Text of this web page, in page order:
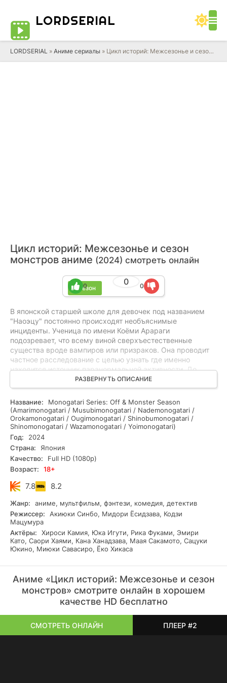
LORDSERIAL
LORDSERIAL » Аниме сериалы » Цикл историй: Межсезонье и сезон монстров
Цикл историй: Межсезонье и сезон
монстров аниме (2024) смотреть онлайн
1 сезон
0
0 0
В японской старшей школе для девочек под названием
"Наоэцу" постоянно происходят необъяснимые
инциденты. Ученица по имени Коёми Арараги
подозревает, что всему виной сверхъестественные
существа вроде вампиров или призраков. Она проводит
частное расследование с целью узнать где именно
находится источник паранормальной активности. До
определенной поры раздобыть весомые улики главной
героине не удается. Однако, недавно начали пропадать
сверстницы, причем с пугающей частотой. Учитывая
вышесказанное, к делу подключается полиция. Они
находят трупы, которые злоумышленник мумифицировал.
Разумеется Коёми не желает оставаться в стороне.
Наконец-то предоставилась возможность доказать
окружающим, что всевозможные монстры вовсе не
выдумка. Девушка изучает историю и доступную
литературу на данную тему. Уже шесть столетий чудища
находятся рядом с обычными людьми, соблюдая
маскировку. В том числе среди старшеклассниц полно
раскрыть кучу чужих секретов, в каждом конкретном
случае принимая ответственные решения о судьбе
нарушителя.
РАЗВЕРНУТЬ ОПИСАНИЕ
Название:
Monogatari Series: Off & Monster Season
(Amarimonogatari / Musubimonogatari / Nademonogatari /
Orokamonogatari / Ougimonogatari / Shinobumonogatari /
Shinomonogatari / Wazamonogatari / Yoimonogatari)
Год:
2024
Страна:
Япония
Качество:
Full HD (1080p)
Возраст:
18+
7.8 8.2
Жанр:
аниме, мультфильм, фэнтези, комедия, детектив
Режиссер:
Акиюки Синбо, Мидори Ёсидзава, Кодзи
Мацумура
Актёры:
Хироси Камия, Юка Игути, Рика Фуками, Эмири
Като, Саори Хаями, Кана Ханадзава, Маая Сакамото, Сацуки
Юкино, Миюки Савасиро, Ёко Хикаса
Аниме «Цикл историй: Межсезонье и сезон
монстров» смотрите онлайн в хорошем
качестве HD бесплатно
СМОТРЕТЬ ОНЛАЙН ПЛЕЕР #2